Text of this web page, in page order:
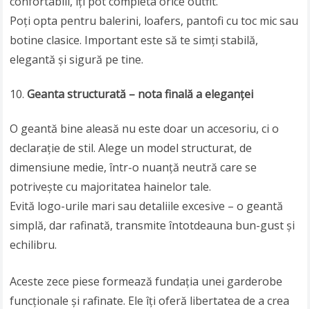
Poți opta pentru balerini, loafers, pantofi cu toc mic sau
botine clasice. Important este să te simți stabilă,
elegantă și sigură pe tine.
Geanta structurată – nota finală a eleganței
O geantă bine aleasă nu este doar un accesoriu, ci o
declarație de stil. Alege un model structurat, de
dimensiune medie, într-o nuanță neutră care se
potrivește cu majoritatea hainelor tale.
Evită logo-urile mari sau detaliile excesive – o geantă
simplă, dar rafinată, transmite întotdeauna bun-gust și
echilibru.
Aceste zece piese formează fundația unei garderobe
funcționale și rafinate. Ele îți oferă libertatea de a crea